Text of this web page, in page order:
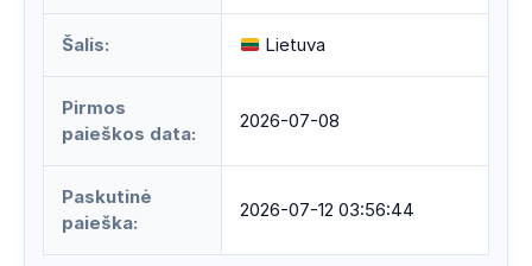
Šalis: Lietuva
Pirmos
paieškos data:
2026-07-08
Paskutinė
paieška:
2026-07-12 03:56:44